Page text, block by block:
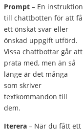
Prompt – En instruktion
till chattbotten för att få
ett önskat svar eller
önskad uppgift utförd.
Vissa chattbottar går att
prata med, men än så
länge är det många
som skriver
textkommandon till
dem.
Iterera – När du fått ett